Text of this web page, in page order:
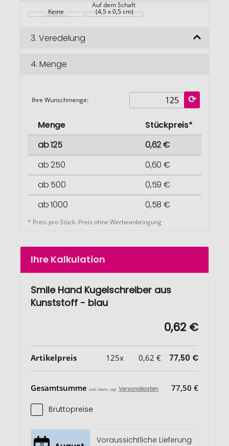
Keine
Auf dem Schaft
(4,5 x 0,5 cm)
3. Veredelung
4. Menge
Ihre Wunschmenge:
Menge
Stückpreis*
ab 125
0,62 €
ab 250
0,60 €
ab 500
0,59 €
ab 1000
0,58 €
* Preis pro Stück. Preis ohne Werbeanbringung
Ihre Kalkulation
Smile Hand Kugelschreiber aus
Kunststoff - blau
0,62 €
Artikelpreis 125x 0,62 € 77,50 €
Gesamtsumme exkl. MwSt. zzgl. Versandkosten 77,50 €
Bruttopreise
Voraussichtliche Lieferung